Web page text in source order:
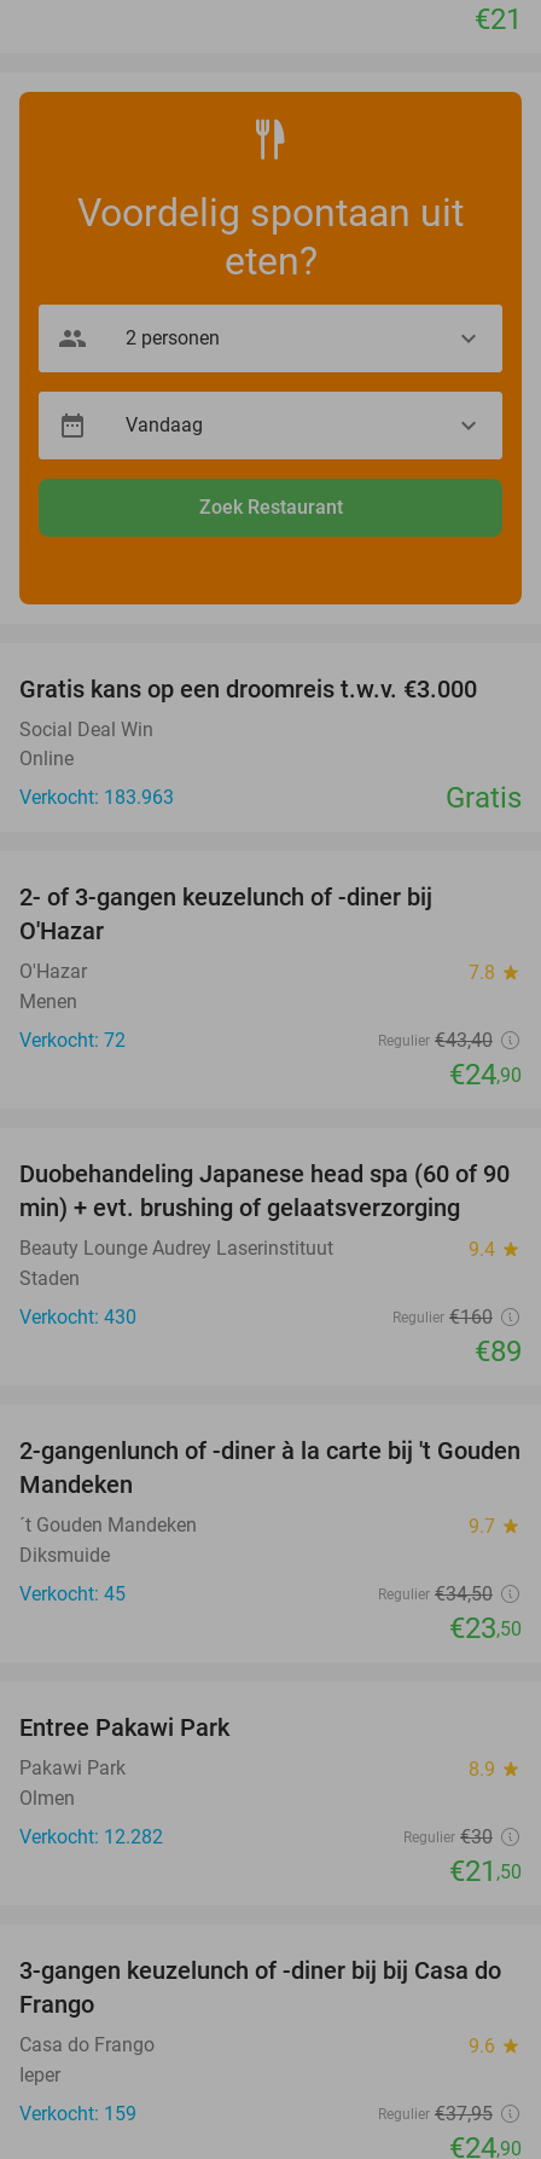
€21
Voordelig spontaan uit
eten?
Zoek Restaurant
Gratis kans op een droomreis t.w.v. €3.000
Social Deal Win
Online
Verkocht: 183.963
Gratis
2- of 3-gangen keuzelunch of -diner bij
O'Hazar
O'Hazar 7.8 star
Menen
Verkocht: 72
Regulier €43,40
€24,90
44%
Duobehandeling Japanese head spa (60 of 90
min) + evt. brushing of gelaatsverzorging
Beauty Lounge Audrey Laserinstituut 9.4 star
Staden
Verkocht: 430
Regulier €160
€89
32%
2-gangenlunch of -diner à la carte bij 't Gouden
Mandeken
´t Gouden Mandeken 9.7 star
Diksmuide
Verkocht: 45
Regulier €34,50
€23,50
Entree Pakawi Park
Pakawi Park 8.9 star
Olmen
Verkocht: 12.282
Regulier €30
€21 ,50
34%
3-gangen keuzelunch of -diner bij bij Casa do
Frango
Casa do Frango 9.6 star
Ieper
Verkocht: 159
Regulier €37,95
€24,90